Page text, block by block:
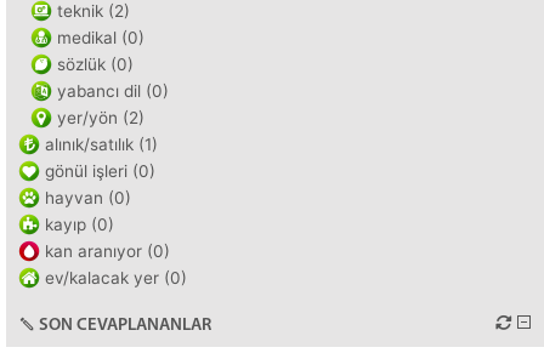
teknik (2)
medikal (0)
sözlük (0)
yabancı dil (0)
yer/yön (2)
alınık/satılık (1)
gönül işleri (0)
hayvan (0)
kayıp (0)
kan aranıyor (0)
ev/kalacak yer (0)
SON CEVAPLANANLAR